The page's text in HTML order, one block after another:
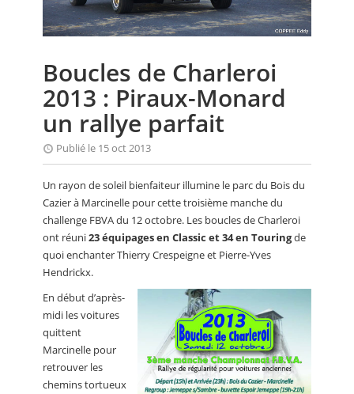
FOCUS
ANNUAIRES
PETITES ANNONCES
Boucles de Charleroi
2013 : Piraux-Monard
un rallye parfait
Publié le 15 oct 2013
Un rayon de soleil bienfaiteur illumine le parc du Bois du
Cazier à Marcinelle pour cette troisième manche du
challenge FBVA du 12 octobre. Les boucles de Charleroi
ont réuni23 équipages en Classic et 34 en Touringde
quoi enchanter Thierry Crespeigne et Pierre-Yves
Hendrickx.
En début d’après-
midi les voitures
quittent
Marcinelle pour
retrouver les
chemins tortueux